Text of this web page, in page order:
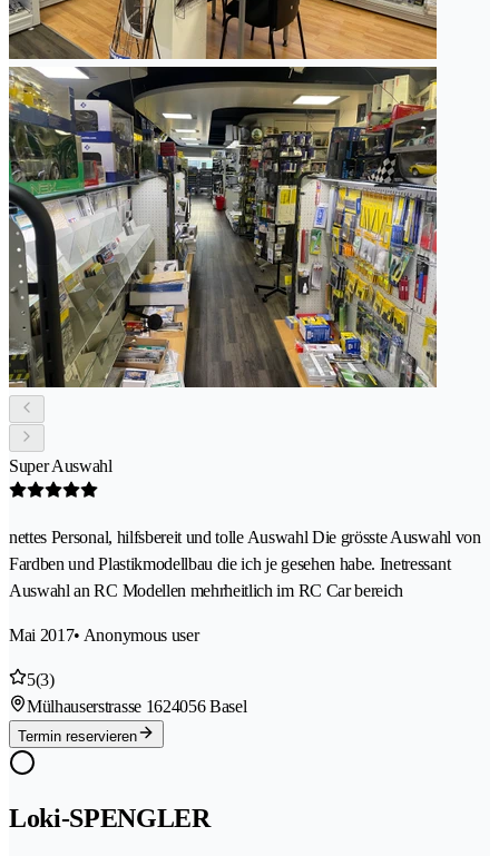
Super Auswahl
nettes Personal, hilfsbereit und tolle Auswahl Die grösste Auswahl von
Fardben und Plastikmodellbau die ich je gesehen habe. Inetressant
Auswahl an RC Modellen mehrheitlich im RC Car bereich
Mai 2017• Anonymous user
5(3)
Mülhauserstrasse 1624056 Basel
Termin reservieren
Loki-SPENGLER